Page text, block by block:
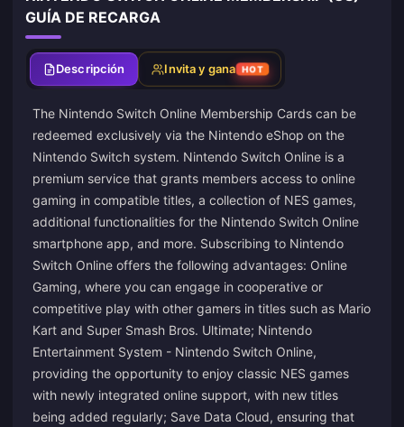
GUÍA DE RECARGA
Descripción Invita y gana HOT
The Nintendo Switch Online Membership Cards can be
redeemed exclusively via the Nintendo eShop on the
Nintendo Switch system. Nintendo Switch Online is a
premium service that grants members access to online
gaming in compatible titles, a collection of NES games,
additional functionalities for the Nintendo Switch Online
smartphone app, and more. Subscribing to Nintendo
Switch Online offers the following advantages: Online
Gaming, where you can engage in cooperative or
competitive play with other gamers in titles such as Mario
Kart and Super Smash Bros. Ultimate; Nintendo
Entertainment System - Nintendo Switch Online,
providing the opportunity to enjoy classic NES games
with newly integrated online support, with new titles
being added regularly; Save Data Cloud, ensuring that